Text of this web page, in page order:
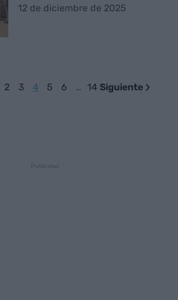
12 de diciembre de 2025
2 3 4 5 6 … 14 Siguiente